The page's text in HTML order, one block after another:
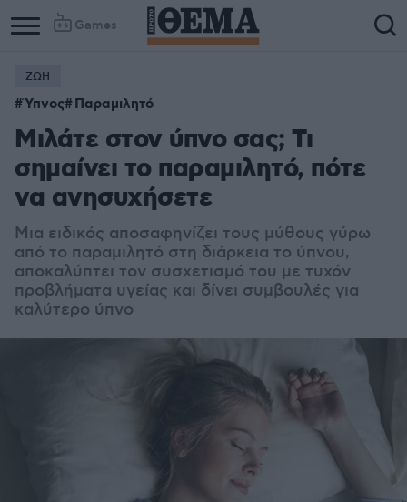
Games
ΖΩΗ
Ύπνος Παραμιλητό
Μιλάτε στον ύπνο σας; Τι
σημαίνει το παραμιλητό, πότε
να ανησυχήσετε
Μια ειδικός αποσαφηνίζει τους μύθους γύρω
από το παραμιλητό στη διάρκεια το ύπνου,
αποκαλύπτει τον συσχετισμό του με τυχόν
προβλήματα υγείας και δίνει συμβουλές για
καλύτερο ύπνο